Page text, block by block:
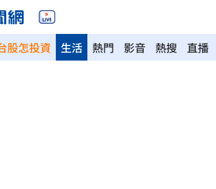
股怎投資 熱門 影音 熱搜 直播
生活